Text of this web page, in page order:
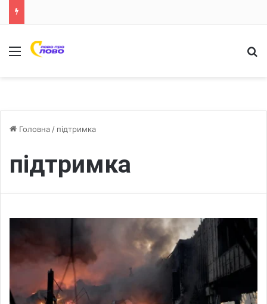
Меню
Головна / підтримка
підтримка